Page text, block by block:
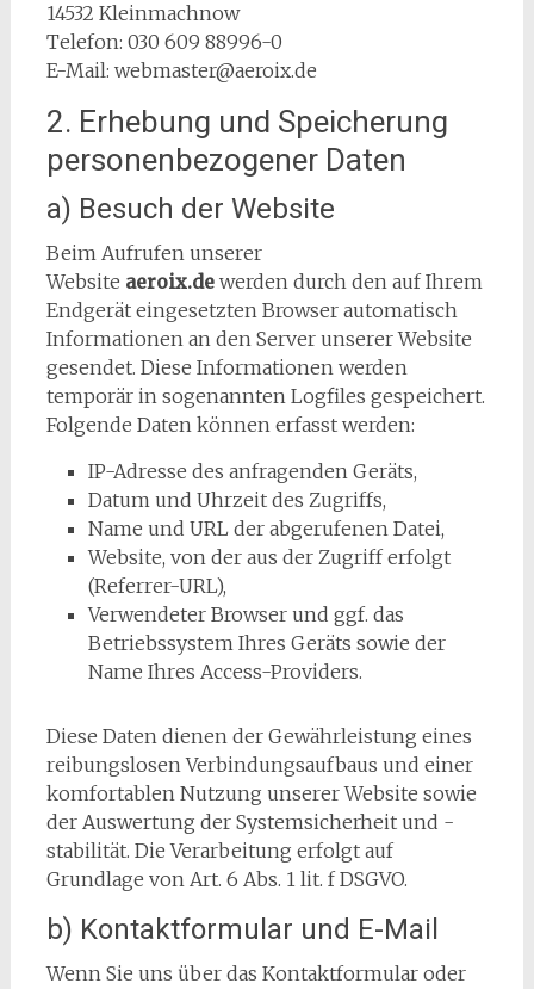
14532 Kleinmachnow
Telefon: 030 609 88996-0
E-Mail: webmaster@aeroix.de
2. Erhebung und Speicherung
personenbezogener Daten
a) Besuch der Website
Beim Aufrufen unserer
Website aeroix.dewerden durch den auf Ihrem
Endgerät eingesetzten Browser automatisch
Informationen an den Server unserer Website
gesendet. Diese Informationen werden
temporär in sogenannten Logfiles gespeichert.
Folgende Daten können erfasst werden:
IP-Adresse des anfragenden Geräts,
Datum und Uhrzeit des Zugriffs,
Name und URL der abgerufenen Datei,
Website, von der aus der Zugriff erfolgt
(Referrer-URL),
Verwendeter Browser und ggf. das
Betriebssystem Ihres Geräts sowie der
Name Ihres Access-Providers.
Diese Daten dienen der Gewährleistung eines
reibungslosen Verbindungsaufbaus und einer
komfortablen Nutzung unserer Website sowie
der Auswertung der Systemsicherheit und -
stabilität. Die Verarbeitung erfolgt auf
Grundlage von Art. 6 Abs. 1 lit. f DSGVO.
b) Kontaktformular und E-Mail
Wenn Sie uns über das Kontaktformular oder